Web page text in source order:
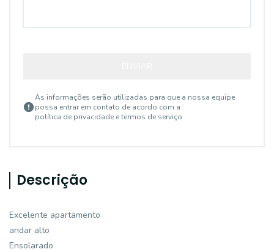
As informações serão utilizadas para que a nossa equipe
possa entrar em contato de acordo com a
política de privacidade e termos de serviço
Descrição
Excelente apartamento
andar alto
Ensolarado